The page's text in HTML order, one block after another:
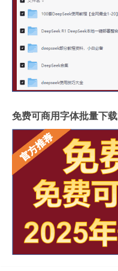
免费可商用字体批量下载